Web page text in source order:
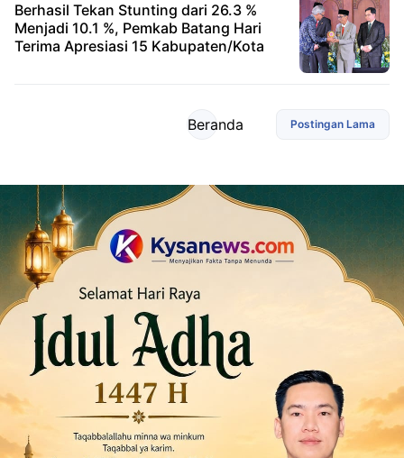
Berhasil Tekan Stunting dari 26.3 %
Menjadi 10.1 %, Pemkab Batang Hari
Terima Apresiasi 15 Kabupaten/Kota
Postingan Lama
Beranda